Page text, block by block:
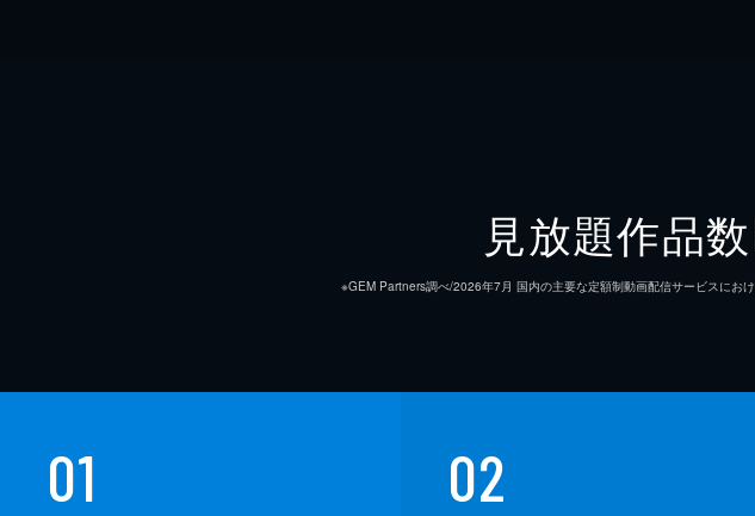
見放題作品数
※GEM Partners調べ/2026年7⽉ 国内の主要な定額制動画配信サービスにお
01 02